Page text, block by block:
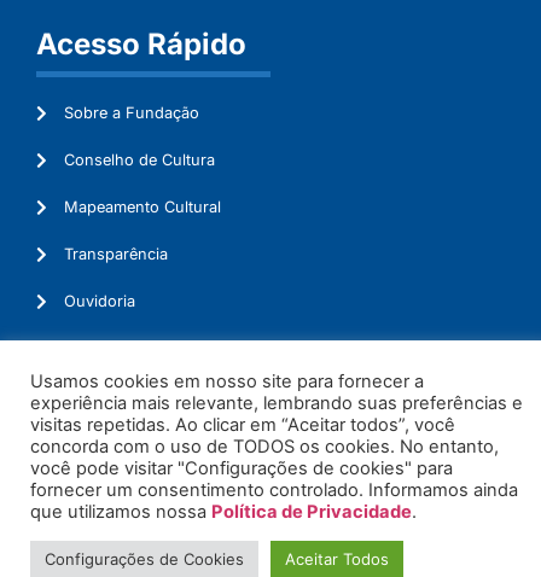
Acesso Rápido
Sobre a Fundação
Conselho de Cultura
Mapeamento Cultural
Transparência
Ouvidoria
© 2026. Todos os Direitos Reservados.
Usamos cookies em nosso site para fornecer a
experiência mais relevante, lembrando suas preferências e
visitas repetidas. Ao clicar em “Aceitar todos”, você
concorda com o uso de TODOS os cookies. No entanto,
você pode visitar "Configurações de cookies" para
fornecer um consentimento controlado. Informamos ainda
que utilizamos nossa Política de Privacidade.
Configurações de Cookies Aceitar Todos